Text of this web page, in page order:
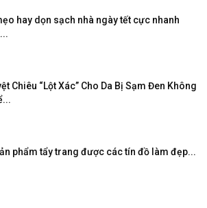
hay dọn sạch nhà ngày tết cực nhanh
Chiêu “Lột Xác” Cho Da Bị Sạm Đen Không
phẩm tẩy trang được các tín đồ làm đẹp...